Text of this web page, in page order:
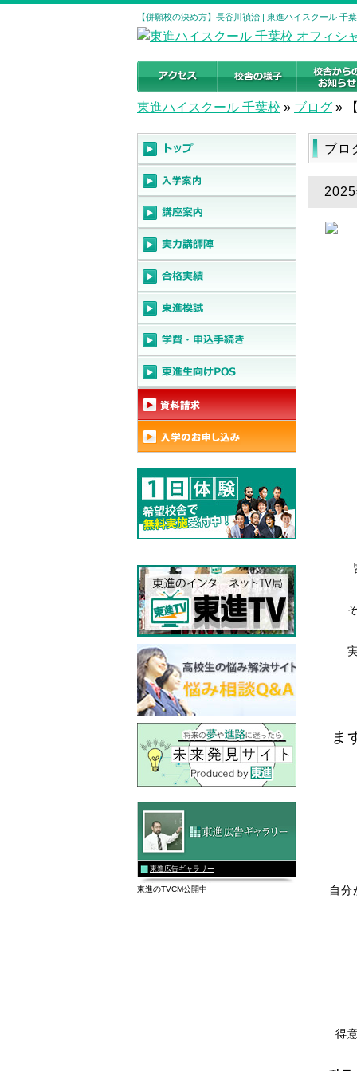
【併願校の決め方】長谷川禎治 | 東進ハイスクール 千
東進ハイスクール 千葉校 » ブログ »
ブロ
ま
自分
得
東進広告ギャラリー
東進のTVCM公開中